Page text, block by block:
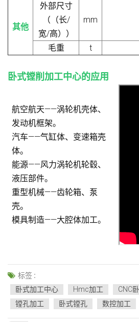
其他
外部尺寸
（ （长/
宽/高） ）
mm
毛重 t
卧式镗削加工中心的应用
航空航天——涡轮机壳体、
发动机框架。
汽车——气缸体、变速箱壳
体。
能源——风力涡轮机轮毂、
液压部件。
重型机械——齿轮箱、泵
壳。
模具制造——大腔体加工。
标签 :
卧式加工中心
Hmc加工
CNC
镗孔加工
卧式镗孔 数控加工